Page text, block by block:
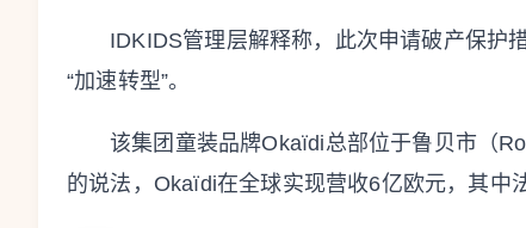
IDKIDS管理层解释称，此次申请破产保护
“加速转型”。
该集团童装品牌Okaïdi总部位于鲁贝市（
的说法，Okaïdi在全球实现营收6亿欧元，其中